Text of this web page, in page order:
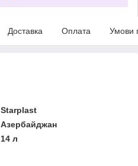
Доставка Оплата Умови
Starplast
Азербайджан
14 л